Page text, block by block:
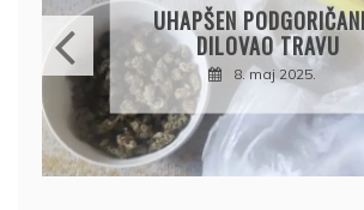
OSUMNJIČEN DA JE
PRODAO TUĐI BMW,
DRŽAVU NAPUSTIO
BRODOM
12. februar 2025.